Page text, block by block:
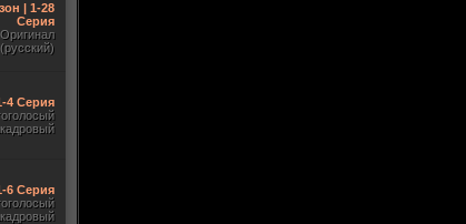
| 1-28
Серия
Оригинал
(русский)
4 Серия
6 Серия